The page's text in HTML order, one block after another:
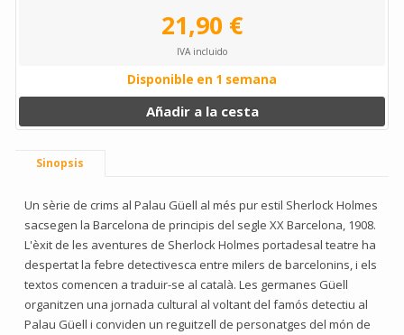
21,90 €
IVA incluido
Disponible en 1 semana
Añadir a la cesta
Sinopsis
Un sèrie de crims al Palau Güell al més pur estil Sherlock Holmes
sacsegen la Barcelona de principis del segle XX Barcelona, 1908.
L'èxit de les aventures de Sherlock Holmes portadesal teatre ha
despertat la febre detectivesca entre milers de barcelonins, i els
textos comencen a traduir-se al català. Les germanes Güell
organitzen una jornada cultural al voltant del famós detectiu al
Palau Güell i conviden un reguitzell de personatges del món de